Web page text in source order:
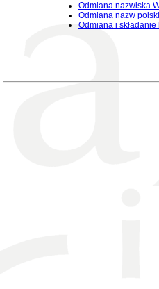
Odmiana nazwiska
Odmiana nazw
Odmiana i